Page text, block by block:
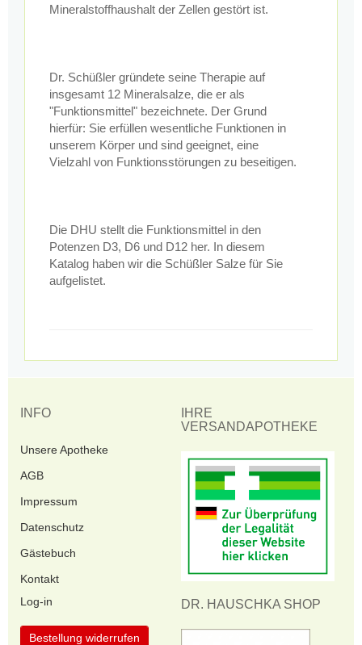
Mineralstoffhaushalt der Zellen gestört ist.
Dr. Schüßler gründete seine Therapie auf
insgesamt 12 Mineralsalze, die er als
"Funktionsmittel" bezeichnete. Der Grund
hierfür: Sie erfüllen wesentliche Funktionen in
unserem Körper und sind geeignet, eine
Vielzahl von Funktionsstörungen zu beseitigen.
Die DHU stellt die Funktionsmittel in den
Potenzen D3, D6 und D12 her. In diesem
Katalog haben wir die Schüßler Salze für Sie
aufgelistet.
INFO
Unsere Apotheke
AGB
Impressum
Datenschutz
Gästebuch
Kontakt
Log-in
Bestellung widerrufen
IHRE
VERSANDAPOTHEKE
DR. HAUSCHKA SHOP